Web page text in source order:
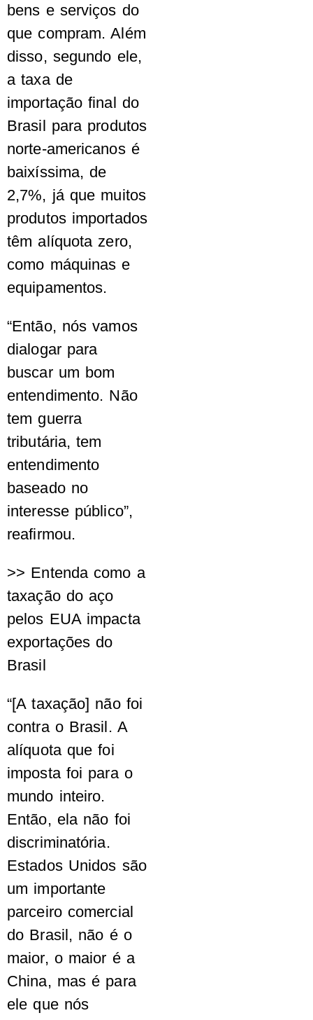
bens e serviços do
que compram. Além
disso, segundo ele,
a taxa de
importação final do
Brasil para produtos
norte-americanos é
baixíssima, de
2,7%, já que muitos
produtos importados
têm alíquota zero,
como máquinas e
equipamentos.
“Então, nós vamos
dialogar para
buscar um bom
entendimento. Não
tem guerra
tributária, tem
entendimento
baseado no
interesse público”,
reafirmou.
>> Entenda como a
taxação do aço
pelos EUA impacta
exportações do
Brasil
“[A taxação] não foi
contra o Brasil. A
alíquota que foi
imposta foi para o
mundo inteiro.
Então, ela não foi
discriminatória.
Estados Unidos são
um importante
parceiro comercial
do Brasil, não é o
maior, o maior é a
China, mas é para
ele que nós